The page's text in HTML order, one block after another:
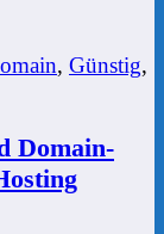
, Günstig,
Domain-